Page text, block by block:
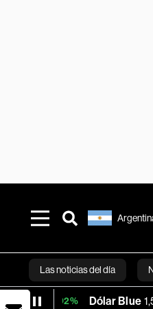
Las noticias del día
Dólar Blue 1,525.00